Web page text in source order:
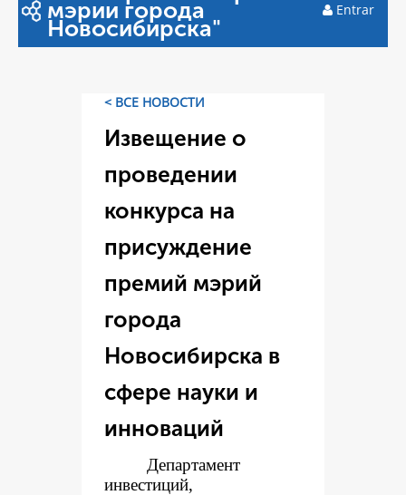
мэрии города
Новосибирска"
Entrar
< ВСЕ НОВОСТИ
Извещение о
проведении
конкурса на
присуждение
премий мэрий
города
Новосибирска в
сфере науки и
инноваций
Департамент
инвестиций,